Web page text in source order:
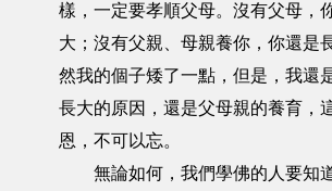
樣，一定要孝順父母。沒有父母，
大；沒有父親、母親養你，你還是
然我的個子矮了一點，但是，我還
長大的原因，還是父母親的養育，
恩，不可以忘。
無論如何，我們學佛的人要知道